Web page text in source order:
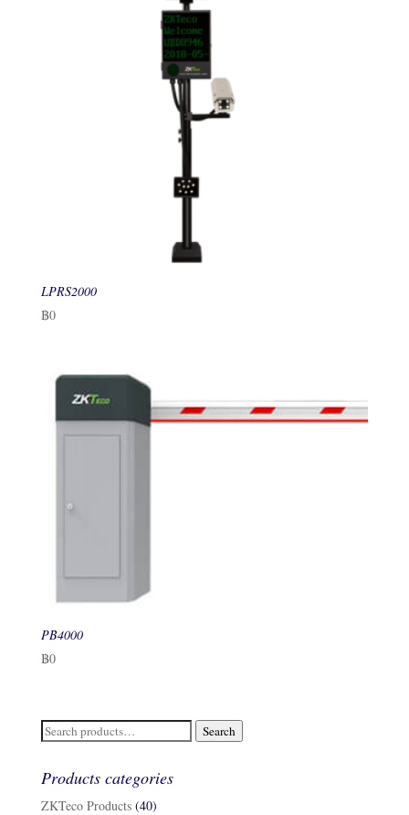
LPRS2000
฿0
PB4000
฿0
Search
Search
Products categories
ZKTeco Products (40)